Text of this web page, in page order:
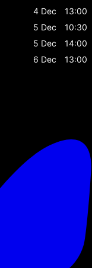
4 Dec
13:00
5 Dec
10:30
5 Dec
14:00
6 Dec
13:00